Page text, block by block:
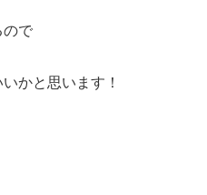
ので
かと思います！